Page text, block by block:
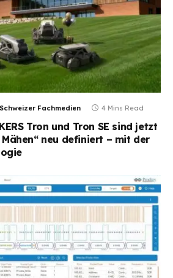
Schweizer Fachmedien 4 Mins Read
Tron und Tron SE sind jetzt
neu definiert – mit der